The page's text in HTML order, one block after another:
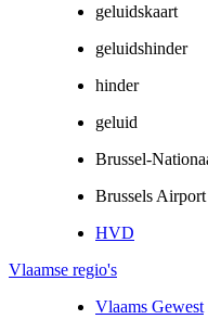
geluidskaart
geluidshinder
hinder
geluid
Brussel-
Brussels Airport
HVD
Vlaamse regio's
Vlaams Gewest